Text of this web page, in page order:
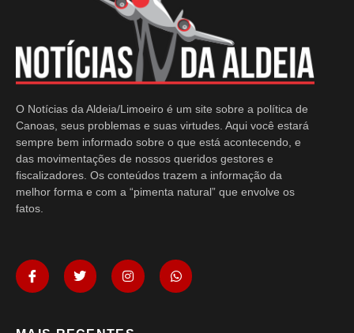
O Notícias da Aldeia/Limoeiro é um site sobre a política de
Canoas, seus problemas e suas virtudes. Aqui você estará
sempre bem informado sobre o que está acontecendo, e
das movimentações de nossos queridos gestores e
fiscalizadores. Os conteúdos trazem a informação da
melhor forma e com a “pimenta natural” que envolve os
fatos.